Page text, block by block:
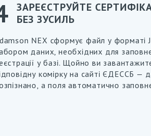
ЗАРЕЄСТРУЙТЕ
БЕЗ ЗУСИЛЬ
NEX сформує файл у форматі
даних, необхідних для
у базі. Щойно ви
комірку на сайті ЄДЕССБ —
а поля автоматично